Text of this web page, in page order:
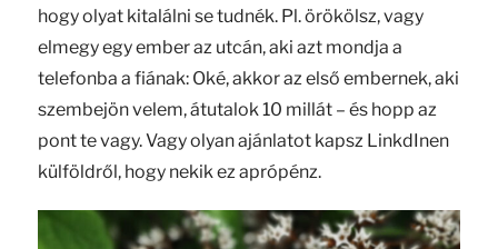
hogy olyat kitalálni se tudnék. Pl. örökölsz, vagy
elmegy egy ember az utcán, aki azt mondja a
telefonba a fiának: Oké, akkor az első embernek, aki
szembejön velem, átutalok 10 millát – és hopp az
pont te vagy. Vagy olyan ajánlatot kapsz LinkdInen
külföldről, hogy nekik ez aprópénz.